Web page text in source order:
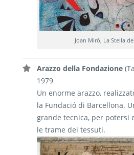
Joan Mirò, La Stella
Arazzo della Fondazione
1979
Un enorme arazzo,
la Fundació di Barcellona.
grande tecnica, per potersi
le trame dei tessuti.